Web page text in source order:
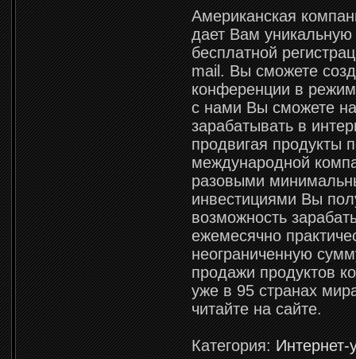
Американская
дает Вам уникальную
бесплатной
mail. Вы сможете
конференции в
с нами Вы сможете
зарабатывать в
продвигая продукты
международной
разовыми
инвестициями Вы
возможность
ежемесячно
неограниченную
продажи продуктов
уже в 95 странах
читайте на сайте.
Категория:Интернет-